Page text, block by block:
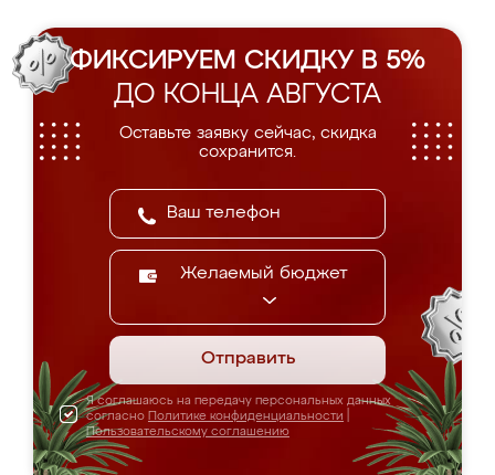
ФИКСИРУЕМ СКИДКУ В 5%
ДО КОНЦА АВГУСТА
Оставьте заявку сейчас, скидка
сохранится.
Желаемый бюджет
Отправить
Я соглашаюсь на передачу персональных данных
согласно Политике конфиденциальности
Пользовательскому соглашению